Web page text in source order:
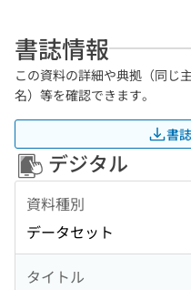
書誌情報
この資料の詳細や典拠（同じ
名）等を確認できます。
書
デジタル
資料種別
データセット
タイトル